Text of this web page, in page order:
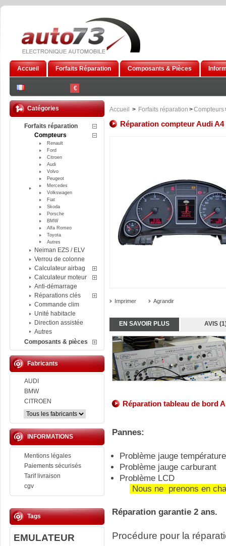
€
Accueil Forfaits Réparation Composants & Pièces
Catégories
Forfaits réparation
Compteurs
Renault
Ford
Citroen
Audi
Volvo
Peugeot
Mercedes
Volkswagen
Fiat
Skoda
Porsche
BMW
Alfa Romeo
Toyota
Autres
Neiman EZS / ELV
Verrou de colonne
Calculateur airbag
Calculateur moteur
Anti-démarrage
Réparations clés
Commande clim
Unité habitacle
Direction assistée
Autres
Composants & pièces
Fabricants
AUDI
BMW
CITROEN
INFORMATIONS
Mentions légales
Paiements sécurisés
Tarif livraison
cgv
Tags
EMULATEUR
Accueil > Forfaits réparation >Compteurs
Réparation compteur Audi A4
Imprimer Agrandir
EN SAVOIR PLUS AVIS
Réparation tableau de bord
Pannes:
Problème jauge température
Problème jauge carburant
Problème LCD
Nous ne prenons en
Réparation garantie 2 ans.
Procédure pour la